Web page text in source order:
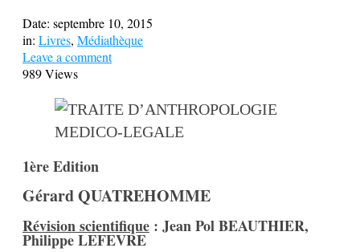
Date: septembre 10, 2015
in: Livres, Médiathèque
Leave a comment
989 Views
1ère Edition
Gérard QUATREHOMME
Révision scientifique : Jean Pol BEAUTHIER,
Philippe LEFEVRE